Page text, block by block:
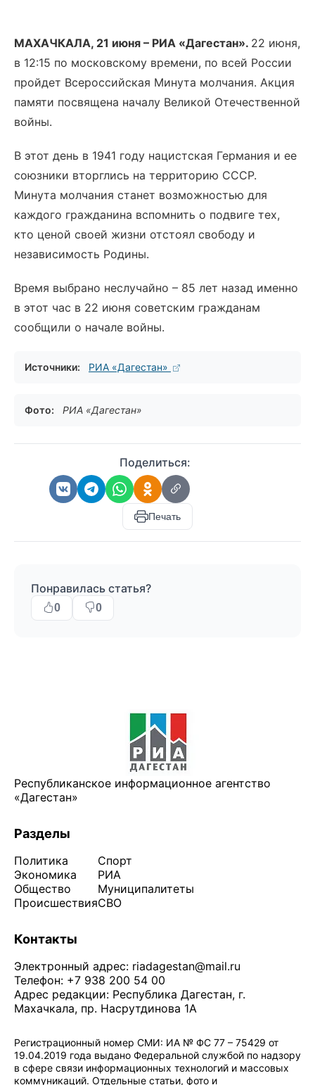
МАХАЧКАЛА, 21 июня – РИА «Дагестан». 22 июня,
в 12:15 по московскому времени, по всей России
пройдет Всероссийская Минута молчания. Акция
памяти посвящена началу Великой Отечественной
войны.
В этот день в 1941 году нацистская Германия и ее
союзники вторглись на территорию СССР.
Минута молчания станет возможностью для
каждого гражданина вспомнить о подвиге тех,
кто ценой своей жизни отстоял свободу и
независимость Родины.
Время выбрано неслучайно – 85 лет назад именно
в этот час в 22 июня советским гражданам
сообщили о начале войны.
Источники: РИА «Дагестан»
Фото: РИА «Дагестан»
Поделиться:
Печать
Понравилась статья?
0 0
Республиканское информационное агентство
«Дагестан»
Разделы
Политика
Экономика
Общество
Происшествия
Спорт
РИА
Муниципалитеты
СВО
Контакты
Электронный адрес: riadagestan@mail.ru
Телефон: +7 938 200 54 00
Адрес редакции: Республика Дагестан, г.
Махачкала, пр. Насрутдинова 1А
Регистрационный номер СМИ: ИА № ФС 77 – 75429 от
19.04.2019 года выдано Федеральной службой по надзору
в сфере связи информационных технологий и массовых
коммуникаций. Отдельные статьи, фото и